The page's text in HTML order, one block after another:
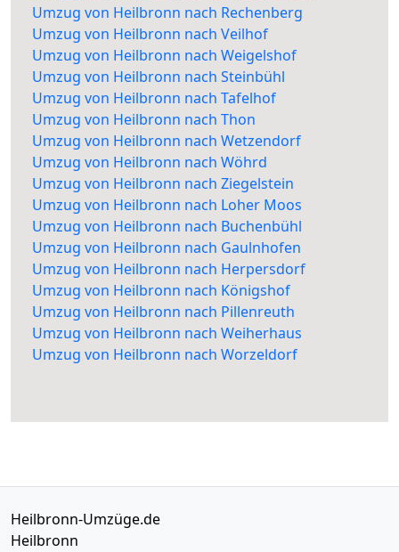
Umzug von Heilbronn nach Rechenberg
Umzug von Heilbronn nach Veilhof
Umzug von Heilbronn nach Weigelshof
Umzug von Heilbronn nach Steinbühl
Umzug von Heilbronn nach Tafelhof
Umzug von Heilbronn nach Thon
Umzug von Heilbronn nach Wetzendorf
Umzug von Heilbronn nach Wöhrd
Umzug von Heilbronn nach Ziegelstein
Umzug von Heilbronn nach Loher Moos
Umzug von Heilbronn nach Buchenbühl
Umzug von Heilbronn nach Gaulnhofen
Umzug von Heilbronn nach Herpersdorf
Umzug von Heilbronn nach Königshof
Umzug von Heilbronn nach Pillenreuth
Umzug von Heilbronn nach Weiherhaus
Umzug von Heilbronn nach Worzeldorf
Heilbronn-Umzüge.de
Heilbronn